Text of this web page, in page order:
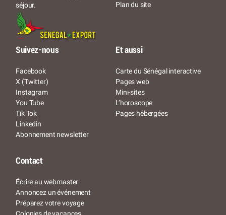
séjour.
Plan du site
Suivez-nous
Facebook
X (Twitter)
Instagram
You Tube
Tik Tok
Linkedin
Abonnement newsletter
Et aussi
Carte du Sénégal interactive
Pages web
Mini-sites
L’horoscope
Pages hébergées
Contact
Écrire au webmaster
Annoncez un événement
Préparez votre voyage